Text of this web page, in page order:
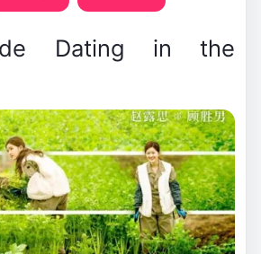
de Dating in the